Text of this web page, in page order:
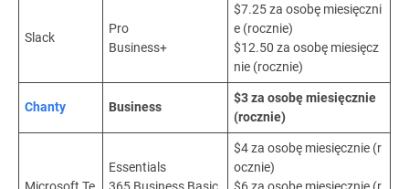
Slack
Pro
Business+
$7.25 za osobę miesięczni
e (rocznie)
$12.50 za osobę miesięcz
nie (rocznie)
Chanty Business
$3 za osobę miesięcznie
(rocznie)
Microsoft Te
Essentials
365 Business Basic
$4 za osobę miesięcznie (r
ocznie)
$6 za osobę miesięcznie (r